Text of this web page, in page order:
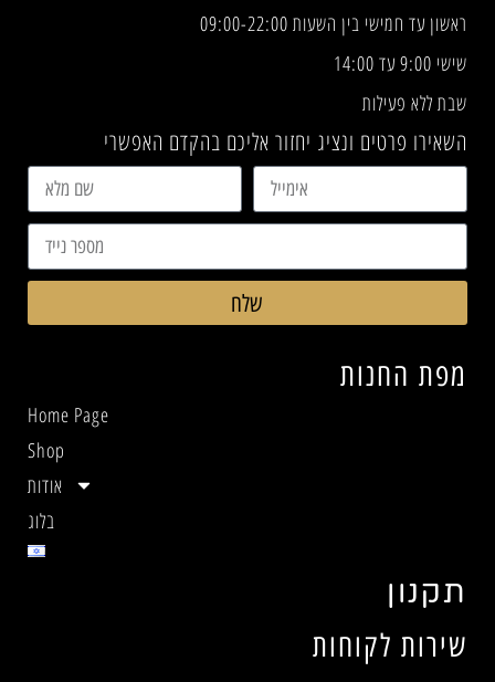
שירות לקוחות
מפת החנות
Home Page
Shop
אודות
בלוג
תקנון
ראשון עד חמישי בין השעות 09:00-22:00
שישי 9:00 עד 14:00
שבת ללא פעילות
השאירו פרטים ונציג יחזור אליכם בהקדם האפשרי
שלח